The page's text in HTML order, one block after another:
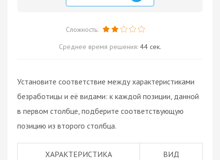
Сложность:
Среднее время решения: 44 сек.
Установите соответствие между характеристиками
безработицы и её видами: к каждой позиции, данной
в первом столбце, подберите соответствующую
позицию из второго столбца.
ХАРАКТЕРИСТИКА
ВИД